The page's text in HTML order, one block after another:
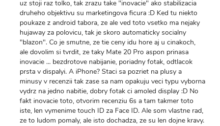
uz stoji raz tolko, tak zrazu take "inovacie" ako stabilizacia
druheho objektivu su marketingova ficura :D Ked tu niekto
poukaze z android tabora, ze ale ved toto vsetko ma nejaky
hujaway za polovicu, tak je skoro automaticky socialny
"blazon". Co je smutne, ze tie ceny idu hore aj u cinakoch,
ale dovolim si tvrdit, ze taky Mate 20 Pro aspon prinasa
inovacie ... bezdrotove nabijanie, poriadny fotak, odtlacok
prsta v dispalyi. A iPhone? Staci sa pozriet na plusy a
minusy v recenzii tak zase sa nam opakuju veci typu vyborna
vydrz na jedno nabitie, dobry fotak ci amoled display :D No
fakt inovacie toto, otvorim recenziu 6s a tam takmer toto
iste, len vymenime touch ID za Face ID. Ale som vlastne rad,
ze to ludom pomaly, ale isto dochadza, ze su len dojne kravy.